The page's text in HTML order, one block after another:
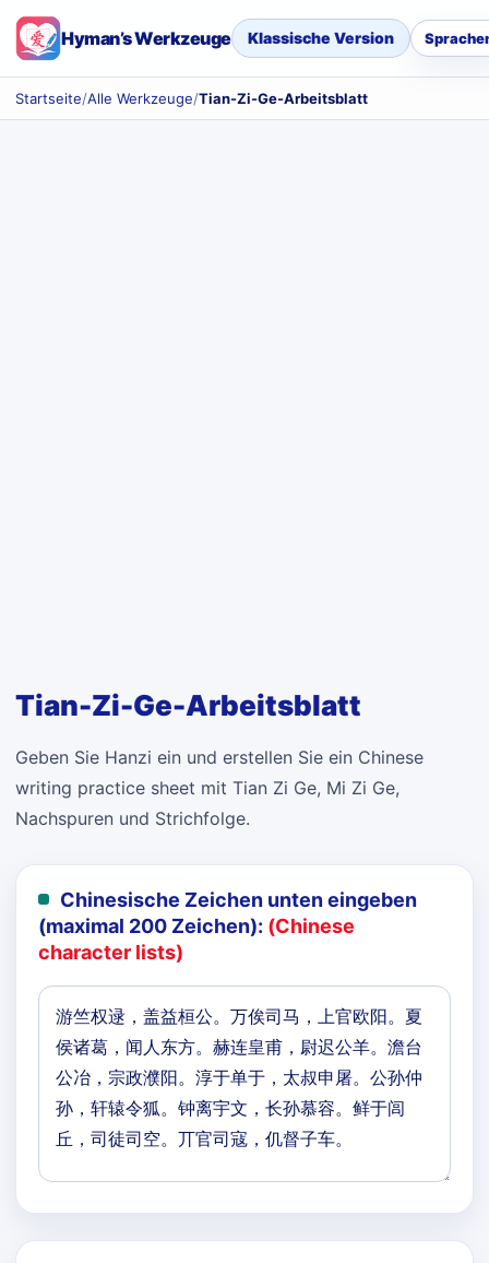
Hyman’s Werkzeuge Klassische Version
Startseite/Alle Werkzeuge/Tian-Zi-Ge-Arbeitsblatt
Tian-Zi-Ge-Arbeitsblatt
Geben Sie Hanzi ein und erstellen Sie ein Chinese
writing practice sheet mit Tian Zi Ge, Mi Zi Ge,
Nachspuren und Strichfolge.
Chinesische Zeichen unten eingeben
(maximal 200 Zeichen): (Chinese
character lists)